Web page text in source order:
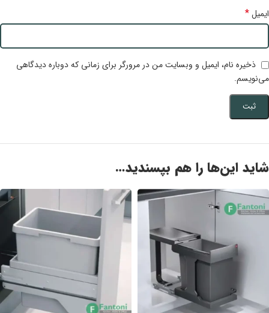
ایمیل*
ذخیره نام، ایمیل و وبسایت من در مرورگر برای زمانی که دوباره دیدگاهی
می‌نویسم.
شاید این‌ها را هم بپسندید…